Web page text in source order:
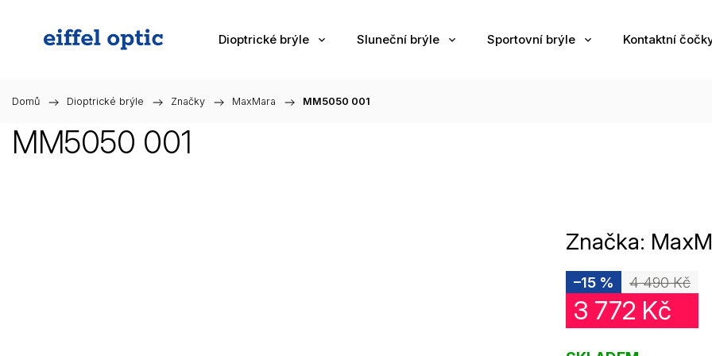
Dioptrické brýle Sluneční brýle Sportovní brýle Kontaktní
Domů / Dioptrické brýle / Značky / MaxMara / MM5050 001
MM5050 001
Značka:
4 490 Kč
–15 %
3 772 Kč